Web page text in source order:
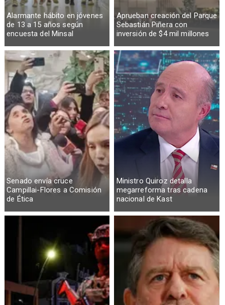
Alarmante hábito en jóvenes
de 13 a 15 años según
encuesta del Minsal
Aprueban creación del Parque
Sebastián Piñera con
inversión de $4 mil millones
Senado envía cruce
Campillai-Flores a Comisión
de Ética
Ministro Quiroz detalla
megarreforma tras cadena
nacional de Kast